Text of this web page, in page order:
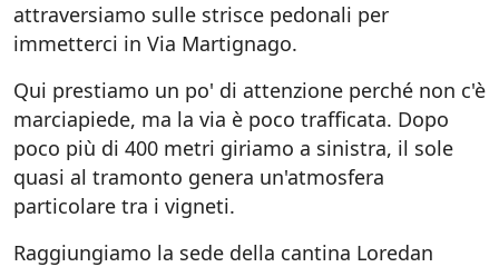
attraversiamo sulle strisce pedonali per
immetterci in Via Martignago.
Qui prestiamo un po' di attenzione perché non c'è
marciapiede, ma la via è poco trafficata. Dopo
poco più di 400 metri giriamo a sinistra, il sole
quasi al tramonto genera un'atmosfera
particolare tra i vigneti.
Raggiungiamo la sede della cantina Loredan